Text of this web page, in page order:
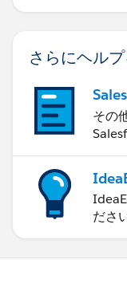
さらにヘル
その
ださ